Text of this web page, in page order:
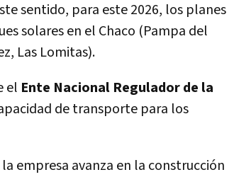
sentido, para este 2026, los planes
solares en el Chaco (Pampa del
Las Lomitas).
el Ente Nacional Regulador de la
de transporte para los
la empresa avanza en la construcción